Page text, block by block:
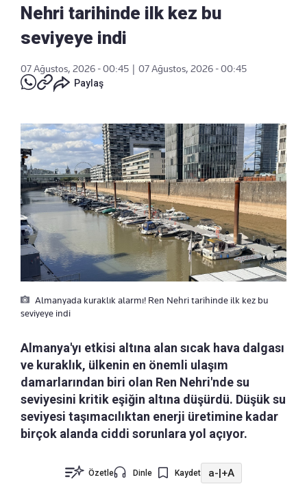
Nehri tarihinde ilk kez bu
seviyeye indi
07 Ağustos, 2026 - 00:45
07 Ağustos, 2026 - 00:45
Paylaş
Almanyada kuraklık alarmı! Ren Nehri tarihinde ilk kez bu
seviyeye indi
Almanya'yı etkisi altına alan sıcak hava dalgası
ve kuraklık, ülkenin en önemli ulaşım
damarlarından biri olan Ren Nehri'nde su
seviyesini kritik eşiğin altına düşürdü. Düşük su
seviyesi taşımacılıktan enerji üretimine kadar
birçok alanda ciddi sorunlara yol açıyor.
Özetle Dinle Kaydet a-|+A